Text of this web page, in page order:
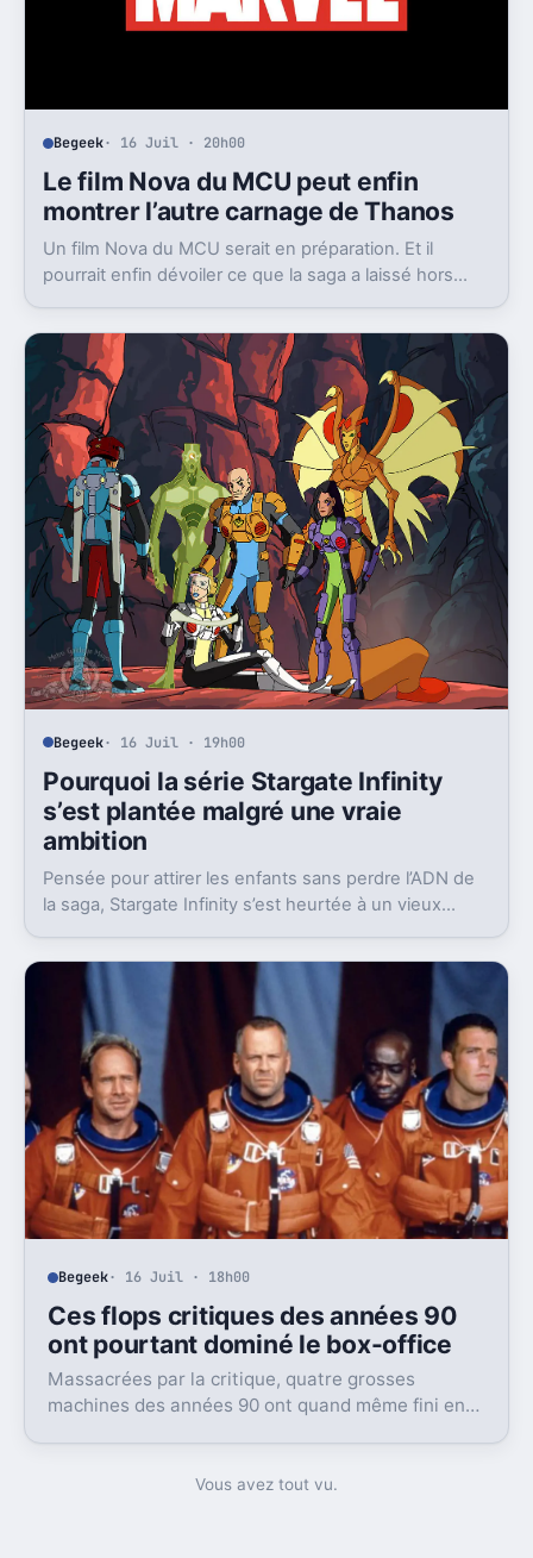
Begeek· 16 Juil · 20h00
Le film Nova du MCU peut enfin
montrer l’autre carnage de Thanos
Un film Nova du MCU serait en préparation. Et il
pourrait enfin dévoiler ce que la saga a laissé hors
Begeek· 16 Juil · 19h00
Pourquoi la série Stargate Infinity
s’est plantée malgré une vraie
ambition
Pensée pour attirer les enfants sans perdre l’ADN de
la saga, Stargate Infinity s’est heurtée à un vieux
Begeek· 16 Juil · 18h00
Ces flops critiques des années 90
ont pourtant dominé le box-office
Massacrées par la critique, quatre grosses
machines des années 90 ont quand même fini en